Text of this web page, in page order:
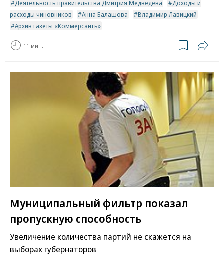
Деятельность правительства Дмитрия Медведева
Доходы и
расходы чиновников
Анна Балашова
Владимир Лавицкий
Архив газеты «Коммерсантъ»
11 мин.
Муниципальный фильтр показал
пропускную способность
Увеличение количества партий не скажется на
выборах губернаторов